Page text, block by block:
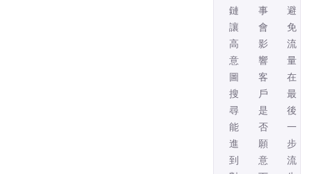
鏈，
讓
高
意
圖
搜
尋
能
進
到
事，
會
影
響
客
戶
是
否
願
意
避
免
流
量
在
最
後
一
步
流